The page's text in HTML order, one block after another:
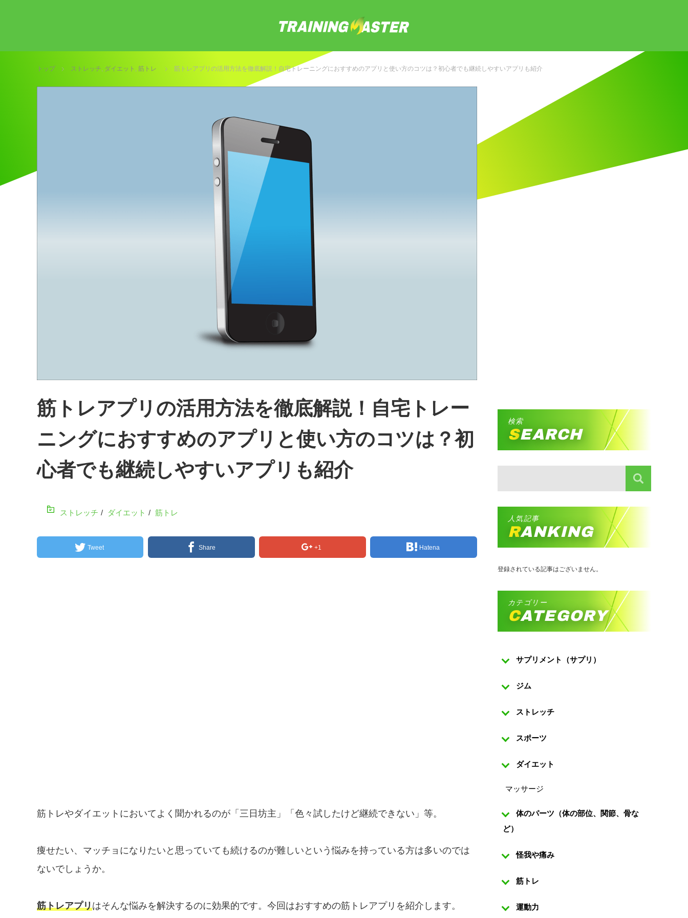
トップ ストレッチ, ダイエット , 筋トレ 筋トレアプリの活用方法を徹底解説！自宅トレーニングにおすすめのアプリと使い方のコツは？初心者でも継続しやすいアプリも紹介
筋トレアプリの活用方法を徹底解説！自宅トレー
ニングにおすすめのアプリと使い方のコツは？初
心者でも継続しやすいアプリも紹介
ストレッチ / ダイエット / 筋トレ
Tweet Share +1 Hatena
筋トレやダイエットにおいてよく聞かれるのが「三日坊主」「色々試したけど継続できない」等。
痩せたい、マッチョになりたいと思っていても続けるのが難しいという悩みを持っている方は多いのでは
ないでしょうか。
筋トレアプリはそんな悩みを解決するのに効果的です。今回はおすすめの筋トレアプリを紹介します。
検索
SEARCH
人気記事
RANKING
登録されている記事はございません。
カテゴリー
CATEGORY
サプリメント（サプリ）
ジム
ストレッチ
スポーツ
ダイエット
マッサージ
体のパーツ（体の部位、関節、骨な
ど）
怪我や痛み
筋トレ
運動力